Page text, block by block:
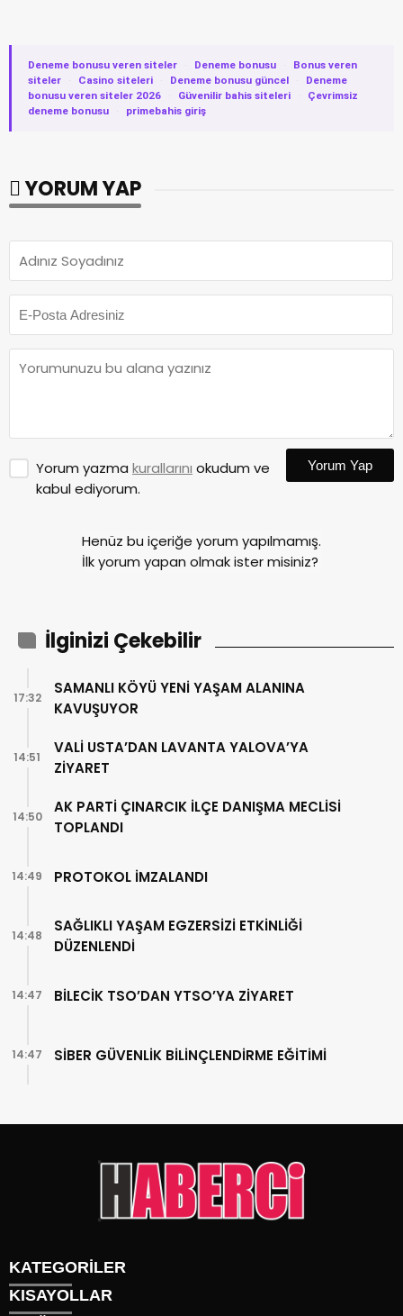
Deneme bonusu veren siteler · Deneme bonusu ·
Bonus veren
siteler
· Casino siteleri · Deneme bonusu güncel ·
Deneme
bonusu veren siteler 2026
· Güvenilir bahis siteleri ·
Çevrimsiz
deneme bonusu
· primebahis giriş
YORUM YAP
Yorum yazma kurallarını okudum ve
kabul ediyorum.
Yorum Yap
Henüz bu içeriğe yorum yapılmamış.
İlk yorum yapan olmak ister misiniz?
İlginizi Çekebilir
SAMANLI KÖYÜ YENİ YAŞAM ALANINA
KAVUŞUYOR
17:32
VALİ USTA’DAN LAVANTA YALOVA’YA
ZİYARET
14:51
AK PARTİ ÇINARCIK İLÇE DANIŞMA MECLİSİ
TOPLANDI
14:50
PROTOKOL İMZALANDI
14:49
SAĞLIKLI YAŞAM EGZERSİZİ ETKİNLİĞİ
DÜZENLENDİ
14:48
BİLECİK TSO’DAN YTSO’YA ZİYARET
14:47
SİBER GÜVENLİK BİLİNÇLENDİRME EĞİTİMİ
14:47
KATEGORİLER
KISAYOLLAR